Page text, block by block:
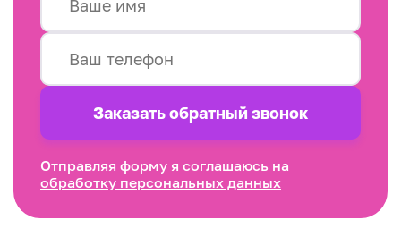
Заказать обратный звонок
Отправляя форму я соглашаюсь на
обработку персональных данных